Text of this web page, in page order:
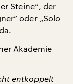
Steine“, der
oder „Solo
Akademie
entkoppelt